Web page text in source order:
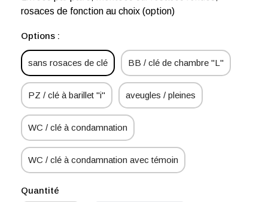
rosaces de fonction au choix (option)
Options :
sans rosaces de clé BB / clé de chambre "L"
PZ / clé à barillet "i" aveugles / pleines
WC / clé à condamnation
WC / clé à condamnation avec témoin
Quantité